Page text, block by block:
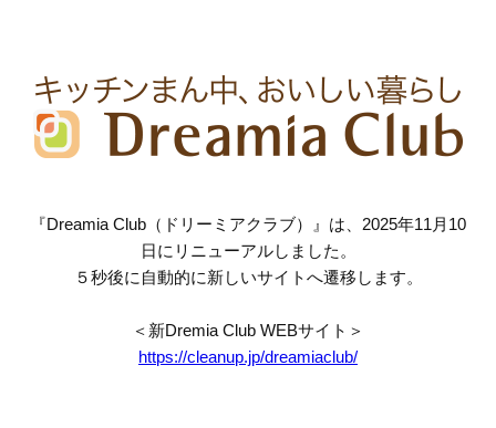
『Dreamia Club（ドリーミアクラブ）』は、2025年11月10
日にリニューアルしました。
５秒後に自動的に新しいサイトへ遷移します。
＜新Dremia Club WEBサイト＞
https://cleanup.jp/dreamiaclub/